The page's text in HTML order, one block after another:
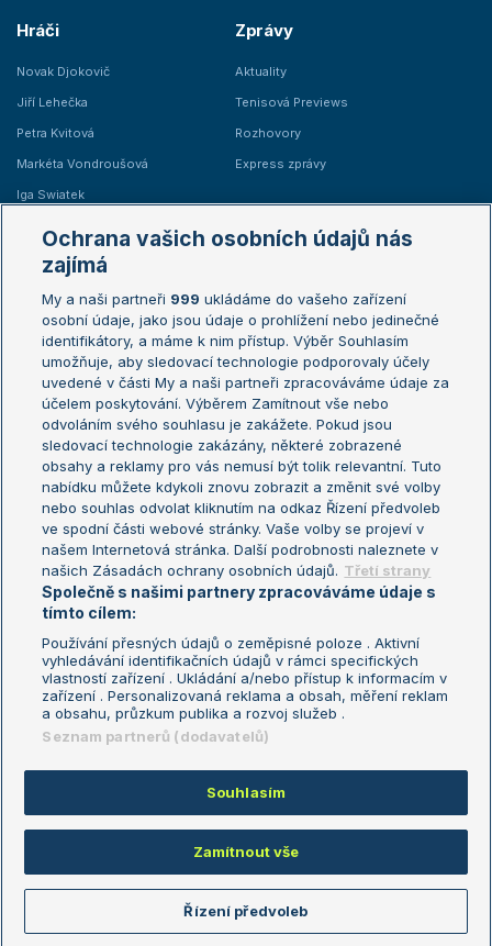
Hráči
Novak Djokovič
Jiří Lehečka
Petra Kvitová
Markéta Vondroušová
Iga Swiatek
Zprávy
Aktuality
Tenisová Previews
Rozhovory
Express zprávy
Žebříčky
Žebříček ATP (muži)
Žebříček WTA (ženy)
Sázkařský žebříček
Australian Open
French Open
Wimbledon
US Open
Turnaj mistrů
Turnaj mistryň
Aktualní trendy
Fotbalové přestupy
Livesport Daily
LS Prague Open
Podmínky užití
Nastavení soukromí
GDPR a žurnalistika
Reklama
Kontakt
Informace o zpracování osobních
údajů
Copyright © 2008-2026 TenisPortal.cz. Využíváme zpravodajství ČTK.
Ochrana vašich osobních údajů nás
zajímá
My a naši partneři 999 ukládáme do vašeho zařízení
osobní údaje, jako jsou údaje o prohlížení nebo jedinečné
identifikátory, a máme k nim přístup. Výběr Souhlasím
umožňuje, aby sledovací technologie podporovaly účely
uvedené v části My a naši partneři zpracováváme údaje za
účelem poskytování. Výběrem Zamítnout vše nebo
odvoláním svého souhlasu je zakážete. Pokud jsou
sledovací technologie zakázány, některé zobrazené
obsahy a reklamy pro vás nemusí být tolik relevantní. Tuto
nabídku můžete kdykoli znovu zobrazit a změnit své volby
nebo souhlas odvolat kliknutím na odkaz Řízení předvoleb
ve spodní části webové stránky. Vaše volby se projeví v
našem Internetová stránka. Další podrobnosti naleznete v
našich Zásadách ochrany osobních údajů. Třetí strany
Společně s našimi partnery zpracováváme údaje s
tímto cílem:
Používání přesných údajů o zeměpisné poloze . Aktivní
vyhledávání identifikačních údajů v rámci specifických
vlastností zařízení . Ukládání a/nebo přístup k informacím v
zařízení . Personalizovaná reklama a obsah, měření reklam
a obsahu, průzkum publika a rozvoj služeb .
Seznam partnerů (dodavatelů)
Souhlasím
Zamítnout vše
Řízení předvoleb